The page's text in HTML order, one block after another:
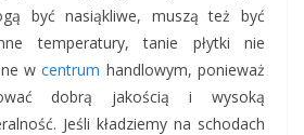
być nasiąkliwe, muszą też być
temperatury,tanie płytki nie
wcentrum handlowym, ponieważ
dobrą jakością i wysoką
Jeśli kładziemy na schodach